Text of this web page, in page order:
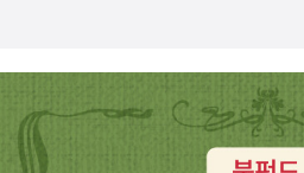
준 친구였습니다 .. (10쪽) 아름다운
니다. 스스로 삶을 아름다이 누릴 적에
아름답습니다. 스스로 삶을 슬프게 깎